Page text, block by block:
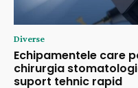
Diverse
Echipamentele care
chirurgia
suport tehnic rapid